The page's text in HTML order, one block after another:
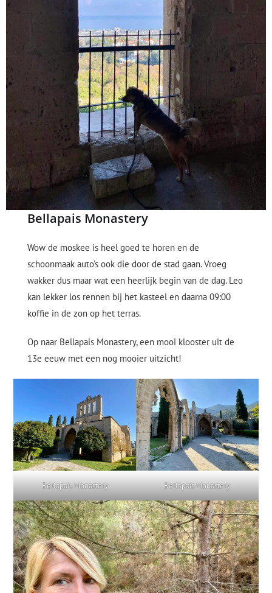
Bellapais Monastery
Wow de moskee is heel goed te horen en de
schoonmaak auto’s ook die door de stad gaan. Vroeg
wakker dus maar wat een heerlijk begin van de dag. Leo
kan lekker los rennen bij het kasteel en daarna 09:00
koffie in de zon op het terras.
Op naar Bellapais Monastery, een mooi klooster uit de
13e eeuw met een nog mooier uitzicht!
Bellapais Monastery Bellapais Monastery